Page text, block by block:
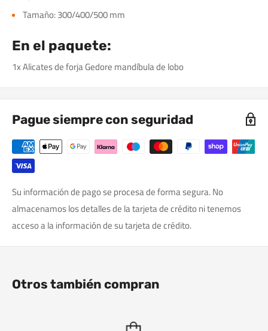
Tamaño: 300/400/500 mm
En el paquete:
1x Alicates de forja Gedore mandíbula de lobo
Pague siempre con seguridad
Su información de pago se procesa de forma segura. No
almacenamos los detalles de la tarjeta de crédito ni tenemos
acceso a la información de su tarjeta de crédito.
Otros también compran